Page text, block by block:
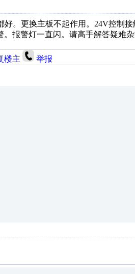
好。更换主板不起作用。24V控制
报警灯一直闪。请高手解答疑难杂
楼主 举报